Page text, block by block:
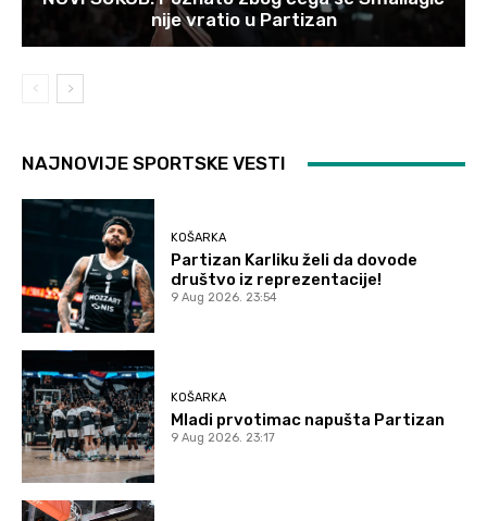
nije vratio u Partizan
NAJNOVIJE SPORTSKE VESTI
KOŠARKA
Partizan Karliku želi da dovode
društvo iz reprezentacije!
9 Aug 2026. 23:54
KOŠARKA
Mladi prvotimac napušta Partizan
9 Aug 2026. 23:17